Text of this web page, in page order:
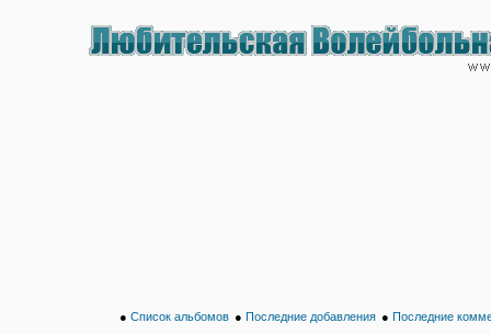
● Список альбомов ● Последние добавления ● Последние